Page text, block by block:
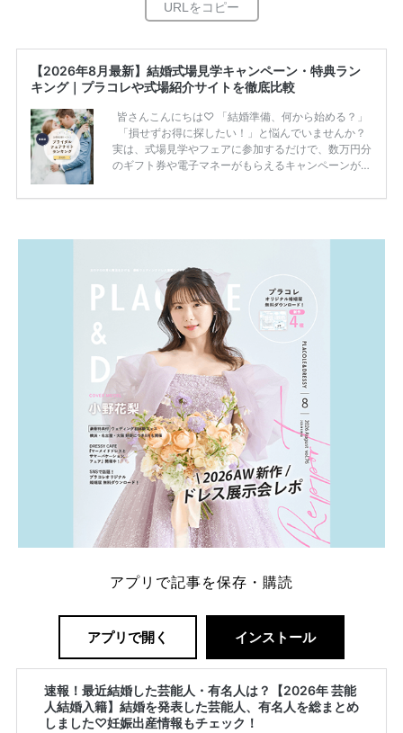
【2026年8月最新】結婚式場見学キャンペーン・特典ラン
キング｜プラコレや式場紹介サイトを徹底比較
皆さんこんにちは♡ 「結婚準備、何から始める？」
「損せずお得に探したい！」と悩んでいませんか？
実は、式場見学やフェアに参加するだけで、数万円分
のギフト券や電子マネーがもらえるキャンペーンがあ
ため、比較せずに選ぶと損をしてしまうことも……。
一番お得？」「プラコレの特典は？」といった疑問も
解決します。 まずは診断で候補を絞れる「ウェディ
ング診断」か、体験型 […]続きを読む
アプリで記事を保存・購読
アプリで開く インストール
速報！最近結婚した芸能人・有名人は？【2026年 芸能
人結婚入籍】結婚を発表した芸能人、有名人を総まとめ
しました♡妊娠出産情報もチェック！